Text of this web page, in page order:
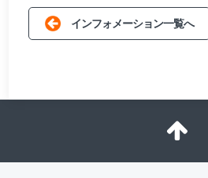
インフォメーション一覧へ